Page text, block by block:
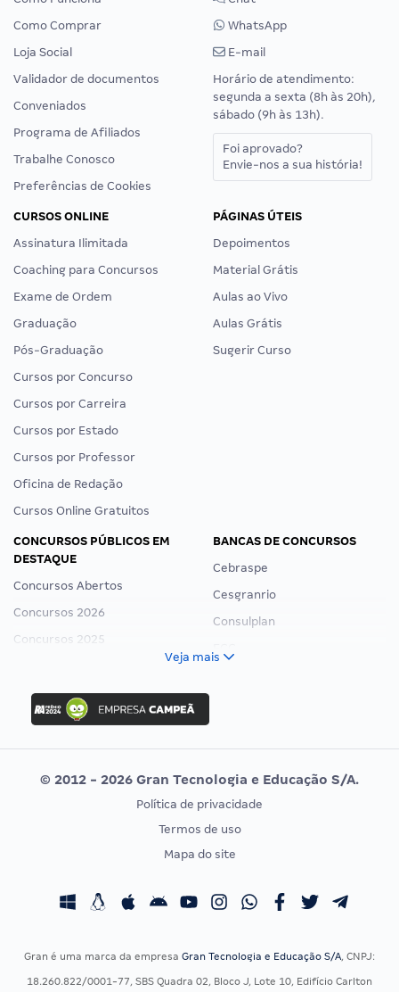
Como Comprar
Loja Social
Validador de documentos
Conveniados
Programa de Afiliados
Trabalhe Conosco
Preferências de Cookies
WhatsApp
E-mail
Horário de atendimento:
segunda a sexta (8h às 20h),
sábado (9h às 13h).
Foi aprovado?
Envie-nos a sua história!
CURSOS ONLINE
Assinatura Ilimitada
Coaching para Concursos
Exame de Ordem
Graduação
Pós-Graduação
Cursos por Concurso
Cursos por Carreira
Cursos por Estado
Cursos por Professor
Oficina de Redação
Cursos Online Gratuitos
PÁGINAS ÚTEIS
Depoimentos
Material Grátis
Aulas ao Vivo
Aulas Grátis
Sugerir Curso
CONCURSOS PÚBLICOS EM
DESTAQUE
Concursos Abertos
Concursos 2026
Concursos 2025
Concurso Ibama
Concurso MPU
Editais publicados
BANCAS DE CONCURSOS
Cebraspe
Cesgranrio
Consulplan
Vunesp
CONCURSOS POR PROFISSÃO
Concursos Fiscais
EXAME DE ORDEM
Calendário OAB
Veja mais
© 2012 - 2026 Gran Tecnologia e Educação S/A.
Política de privacidade
Termos de uso
Mapa do site
Gran é uma marca da empresa Gran Tecnologia e Educação S/A, CNPJ:
18.260.822/0001-77, SBS Quadra 02, Bloco J, Lote 10, Edifício Carlton